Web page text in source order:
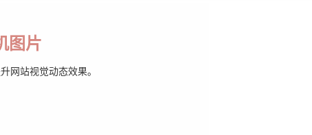
图片
网站视觉动态效果。